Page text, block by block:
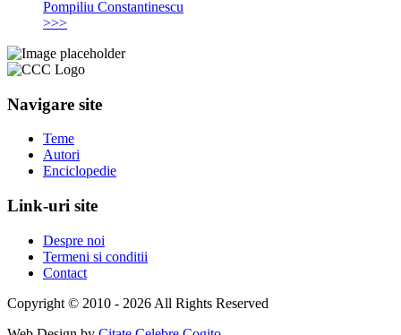
Pompiliu Constantinescu
>>>
Navigare site
Teme
Autori
Enciclopedie
Link-uri site
Despre noi
Termeni si conditii
Contact
Copyright © 2010 - 2026 All Rights Reserved